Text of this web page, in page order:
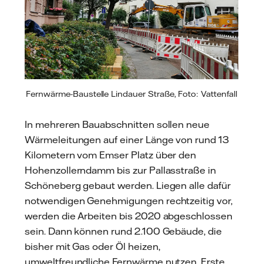
Fernwärme-Baustelle Lindauer Straße, Foto: Vattenfall
In mehreren Bauabschnitten sollen neue
Wärmeleitungen auf einer Länge von rund 13
Kilometern vom Emser Platz über den
Hohenzollerndamm bis zur Pallasstraße in
Schöneberg gebaut werden. Liegen alle dafür
notwendigen Genehmigungen rechtzeitig vor,
werden die Arbeiten bis 2020 abgeschlossen
sein. Dann können rund 2.100 Gebäude, die
bisher mit Gas oder Öl heizen,
umweltfreundliche Fernwärme nutzen. Erste